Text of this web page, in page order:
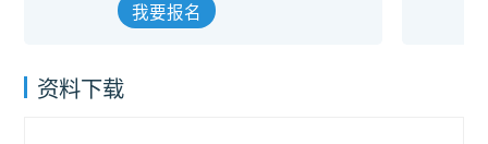
我要报名
资料下载